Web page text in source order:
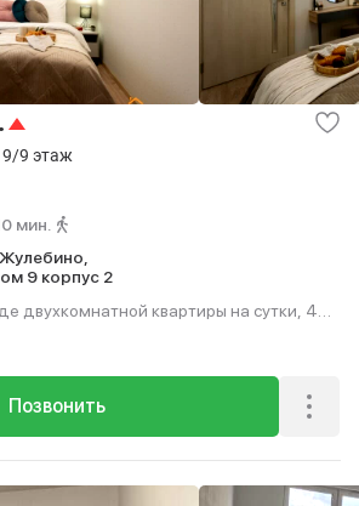
9 этаж
мин.
9 корпус 2
двухкомнатной квартиры на сутки, 46
Позвонить